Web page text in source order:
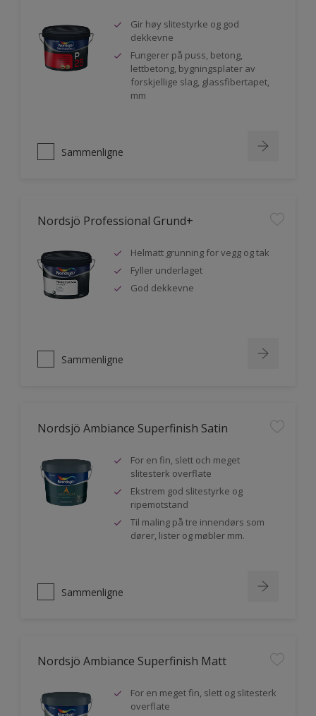
Gir høy slitestyrke og god
dekkevne
Fungerer på puss, betong,
lettbetong, bygningsplater av
forskjellige slag, glassfibertapet,
mm
Sammenligne
Nordsjö Professional Grund+
Helmatt grunning for vegg og tak
Fyller underlaget
God dekkevne
Sammenligne
Nordsjö Ambiance Superfinish Satin
For en fin, slett och meget
slitesterk overflate
Ekstrem god slitestyrke og
ripemotstand
Til maling på tre innendørs som
dører, lister og møbler mm.
Sammenligne
Nordsjö Ambiance Superfinish Matt
For en meget fin, slett og slitesterk
overflate